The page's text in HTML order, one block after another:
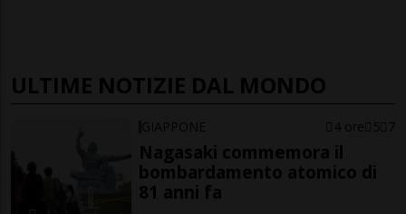
ULTIME NOTIZIE DAL MONDO
GIAPPONE 4 ore 5 7
Nagasaki commemora il
bombardamento atomico di
81 anni fa